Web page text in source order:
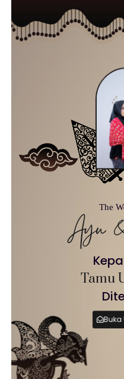
The
Ayu
Tamu